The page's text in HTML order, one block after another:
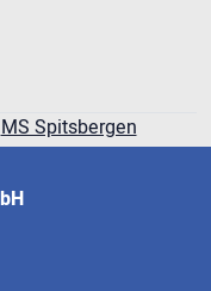
MS Spitsbergen